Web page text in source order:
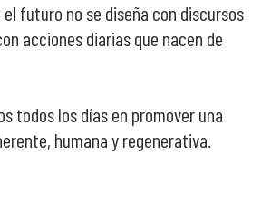
el futuro no se diseña con discursos
acciones diarias que nacen de
todos los días en promover una
humana y regenerativa.